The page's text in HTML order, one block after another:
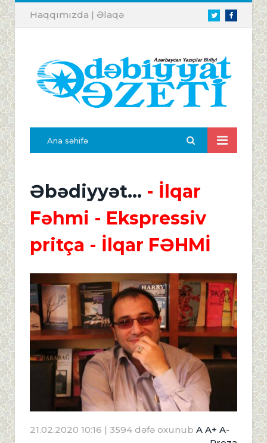
TwitterFacebook
Haqqımızda | Əlaqə
Ana səhifə
Əbədiyyət... - İlqar
Fəhmi - Ekspressiv
pritça - İlqar FƏHMİ
21.02.2020 10:16 | 3594 dəfə oxunub A A+ A-